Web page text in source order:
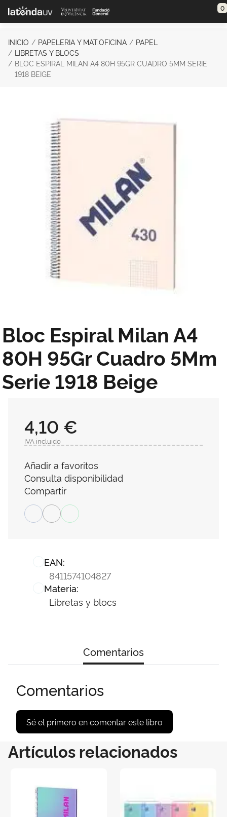
Saltar al contenido principal 0
INICIO PAPELERIA Y MAT.OFICINA
PAPEL
LIBRETAS Y BLOCS
BLOC ESPIRAL MILAN A4 80H 95GR CUADRO 5MM SERIE
1918 BEIGE
Bloc Espiral Milan A4
80H 95Gr Cuadro 5Mm
Serie 1918 Beige
EAN:
8411574104827
Materia:
Libretas y blocs
4,10 €
IVA incluido
Añadir a favoritos
Consulta disponibilidad
Compartir
Comentarios
Comentarios
Sé el primero en comentar este libro
Artículos relacionados